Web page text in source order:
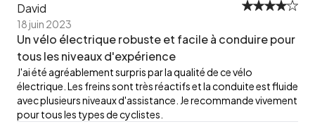
David
18 juin 2023
Un vélo électrique robuste et facile à conduire pour
tous les niveaux d'expérience
J'ai été agréablement surpris par la qualité de ce vélo
électrique. Les freins sont très réactifs et la conduite est fluide
avec plusieurs niveaux d'assistance. Je recommande vivement
pour tous les types de cyclistes.